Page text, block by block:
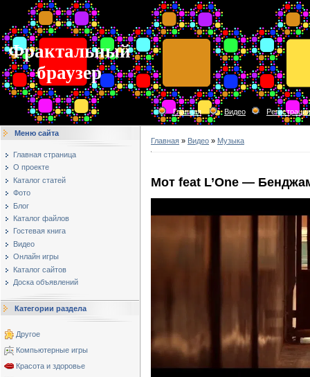
Фрактальный
браузер
Главная Видео Регистрация
Меню сайта
Главная страница
О проекте
Каталог статей
Фото
Блог
Каталог файлов
Гостевая книга
Видео
Онлайн игры
Каталог сайтов
Доска объявлений
Категории раздела
Другое
Компьютерные игры
Красота и здоровье
Главная » Видео » Музыка
Мот feat L’One —